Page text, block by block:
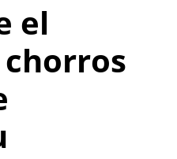
el